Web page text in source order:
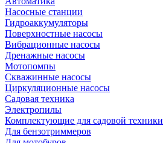
Насосные станции
Гидроаккумуляторы
Поверхностные насосы
Вибрационные насосы
Дренажные насосы
Мотопомпы
Скважинные насосы
Циркуляционные насосы
Садовая техника
Электропилы
Комплектующие для садовой техники
Для бензотриммеров